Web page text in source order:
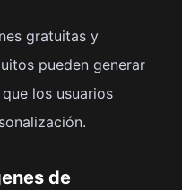
gratuitas y
pueden generar
los usuarios
de